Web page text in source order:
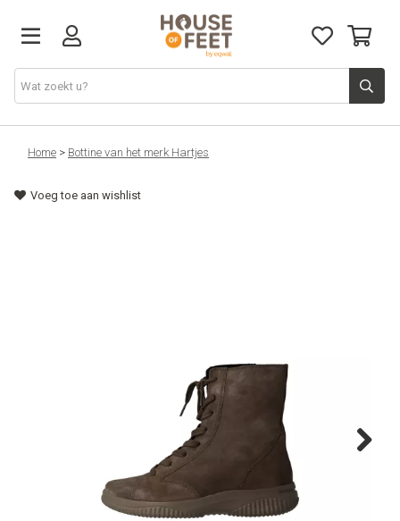
Home
Nieuw
Gratis verzenden vanaf €150
Home > Bottine van het merk Hartjes
Voeg toe aan wishlist